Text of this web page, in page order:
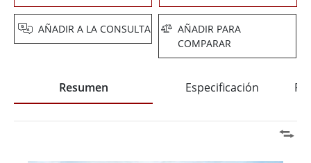
AÑADIR A LA CONSULTA
AÑADIR PARA
COMPARAR
Resumen Especificación